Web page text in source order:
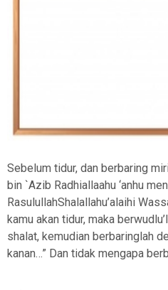
Sebelum tidur, dan berbaring
bin `Azib Radhiallaahu ‘anhu
RasulullahShalallahu’alaihi
kamu akan tidur, maka
shalat, kemudian berbaringlah
kanan…” Dan tidak mengapa